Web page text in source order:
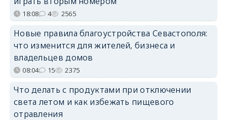
18:08 4 2565
Новые правила благоустройства Севастополя:
что изменится для жителей, бизнеса и
владельцев домов
08:04 15 2375
Что делать с продуктами при отключении
света летом и как избежать пищевого
отравления